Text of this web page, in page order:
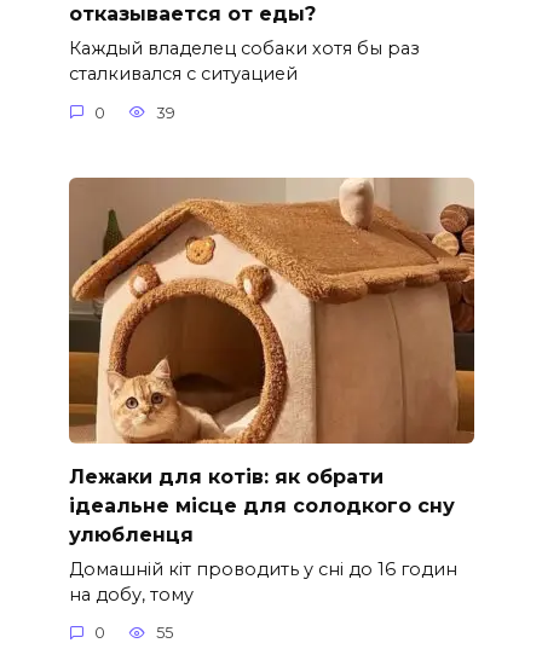
отказывается от еды?
Каждый владелец собаки хотя бы раз
сталкивался с ситуацией
0 39
Лежаки для котів: як обрати
ідеальне місце для солодкого сну
улюбленця
Домашній кіт проводить у сні до 16 годин
на добу, тому
0 55